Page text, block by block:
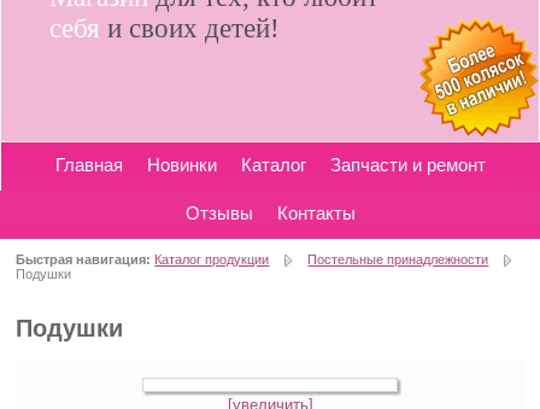
себя и своих детей!
Главная Новинки Каталог Запчасти и ремонт
Отзывы Контакты
Быстрая навигация: Каталог продукции
Постельные принадлежности
Подушки
Подушки
[увеличить]